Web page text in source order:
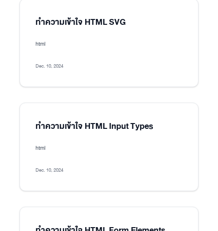
ทำความเข้าใจ HTML SVG
html
Dec. 10, 2024
ทำความเข้าใจ HTML Input Types
html
Dec. 10, 2024